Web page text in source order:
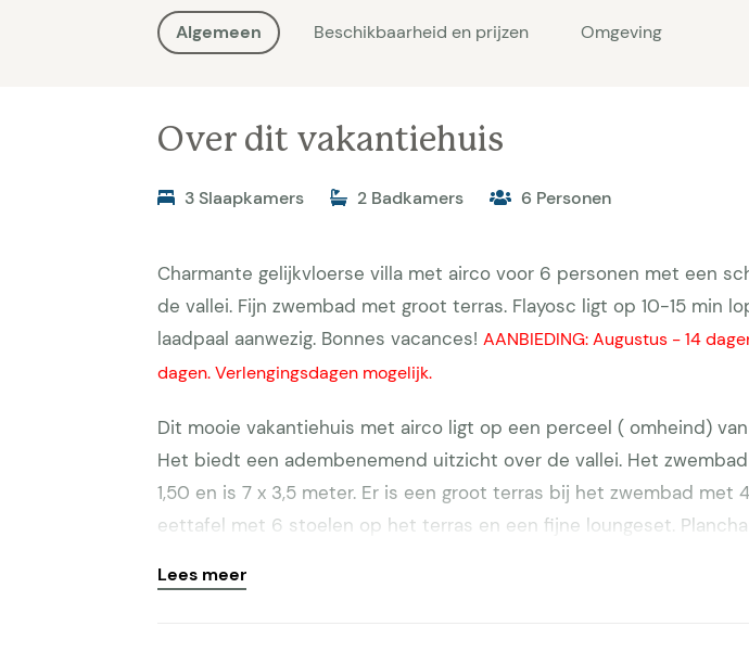
Algemeen Beschikbaarheid en prijzen Omgeving
Over dit vakantiehuis
3 Slaapkamers 2 Badkamers 6 Personen
Charmante gelijkvloerse villa met airco voor 6 personen met een
de vallei. Fijn zwembad met groot terras. Flayosc ligt op 10-15 min
laadpaal aanwezig. Bonnes vacances!AANBIEDING: Augustus - 14
dagen. Verlengingsdagen mogelijk.
Dit mooie vakantiehuis met airco ligt op een perceel ( omheind)
Het biedt een adembenemend uitzicht over de vallei. Het
1,50 en is 7 x 3,5 meter. Er is een groot terras bij het zwembad met
eettafel met 6 stoelen op het terras en een fijne loungeset.
ongeveer 12.30 uur en is te vinden op onder andere Place de la
Lees meer